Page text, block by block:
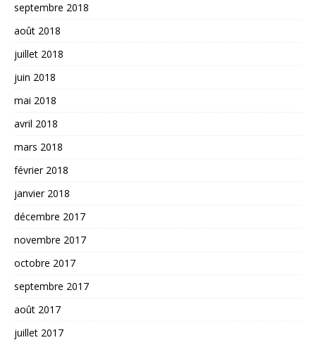
septembre 2018
août 2018
juillet 2018
juin 2018
mai 2018
avril 2018
mars 2018
février 2018
janvier 2018
décembre 2017
novembre 2017
octobre 2017
septembre 2017
août 2017
juillet 2017